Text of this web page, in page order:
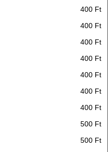
400 Ft
400 Ft
400 Ft
400 Ft
400 Ft
400 Ft
400 Ft
500 Ft
500 Ft